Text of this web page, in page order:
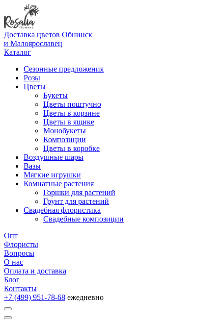
Доставка цветов Обнинск
и Малоярославец
Каталог
Сезонные предложения
Розы
Цветы
Букеты
Цветы поштучно
Цветы в корзине
Цветы в ящике
Монобукеты
Композиции
Цветы в коробке
Воздушные шары
Вазы
Мягкие игрушки
Комнатные растения
Горшки для растений
Грунт для растений
Свадебная флористика
Свадебные композиции
Опт
Флористы
Вопросы
О нас
Оплата и доставка
Блог
Контакты
+7 (499) 951-78-68 ежедневно